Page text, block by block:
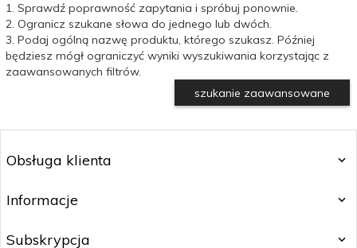
1. Sprawdź poprawność zapytania i spróbuj ponownie.
2. Ogranicz szukane słowa do jednego lub dwóch.
3. Podaj ogólną nazwę produktu, którego szukasz. Później
będziesz mógł ograniczyć wyniki wyszukiwania korzystając z
zaawansowanych filtrów.
szukanie zaawansowane
Obsługa klienta
Informacje
Subskrypcja